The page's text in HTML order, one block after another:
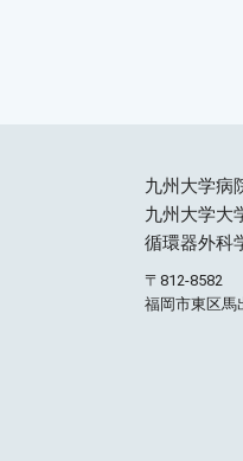
九州大学病
九州大学大
循環器外科
〒812-8582
福岡市東区馬